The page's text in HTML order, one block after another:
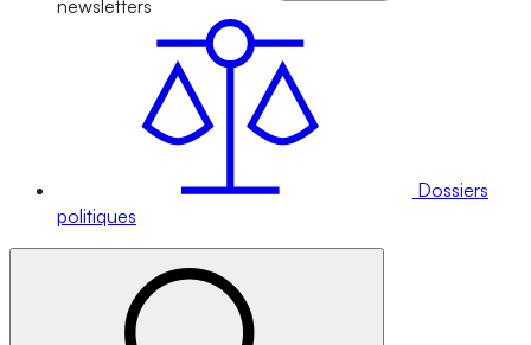
newsletters
Dossiers
politiques